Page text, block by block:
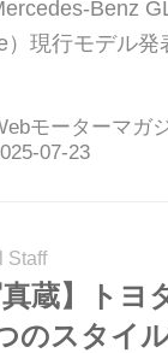
Benz
）現行モデル発
両価格：1147万
モーターマガ
Staff
真蔵】トヨ
のスタイ